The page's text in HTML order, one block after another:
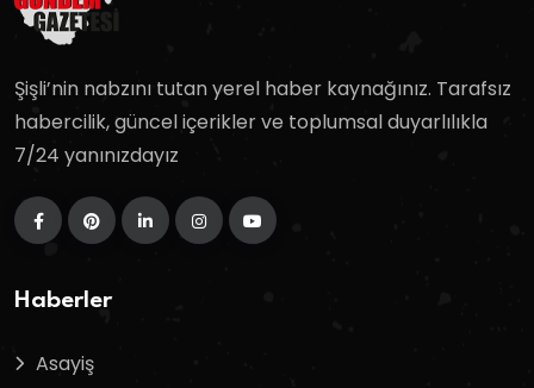
Şişli’nin nabzını tutan yerel haber kaynağınız. Tarafsız
habercilik, güncel içerikler ve toplumsal duyarlılıkla
7/24 yanınızdayız
Haberler
Asayiş